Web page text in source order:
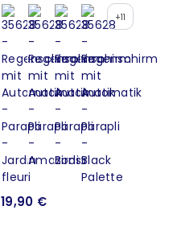
+11
19,90 €